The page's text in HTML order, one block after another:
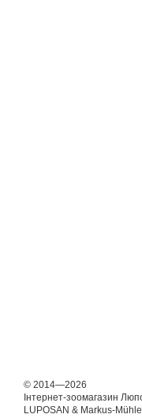
© 2014—2026
Інтернет-зоомагазин
LUPOSAN & Markus-